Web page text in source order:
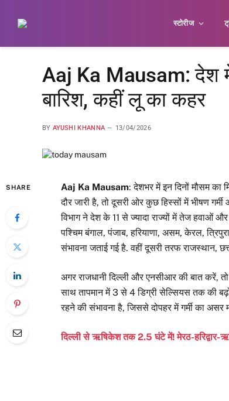
स्टोरीज
Aaj Ka Mausam: देश
बारिश, कहीं लू का कहर
BY AYUSHI KHANNA 13/04/2026
SHARE Aaj Ka Mausam: देशभर में इन दिनों मौसम
दौर जारी है, तो दूसरी ओर कुछ हिस्सों में भीषण
विभाग ने देश के 11 से ज्यादा राज्यों में तेज हवाओं और
पश्चिम बंगाल, पंजाब, हरियाणा, असम, केरल,
संभावना जताई गई है. वहीं दूसरी तरफ राजस्थान,
अगर राजधानी दिल्ली और एनसीआर की बात
साथ तापमान में 3 से 4 डिग्री सेल्सियस तक की
रहने की संभावना है, जिससे दोपहर में गर्मी का असर
दिल्ली से ऋषिकेश तक 2.5 घंटे में! मेरठ-हरिद्वार-